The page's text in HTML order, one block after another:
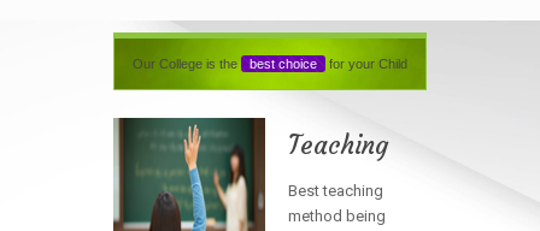
Our College is the best choice for your Child
Teaching
Best teaching
method being